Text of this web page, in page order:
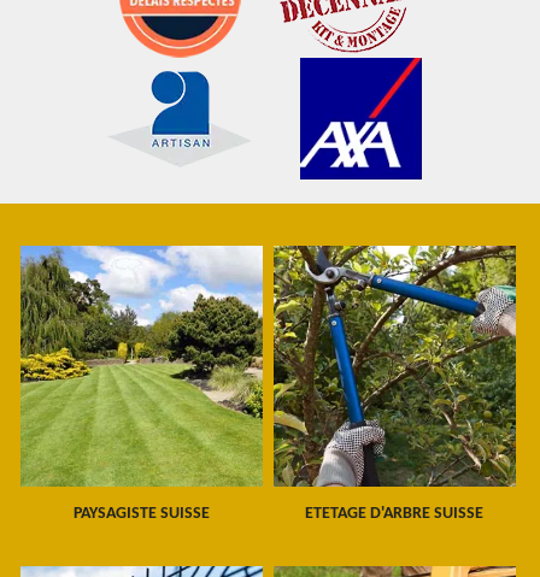
PAYSAGISTE SUISSE ETETAGE D'ARBRE SUISSE